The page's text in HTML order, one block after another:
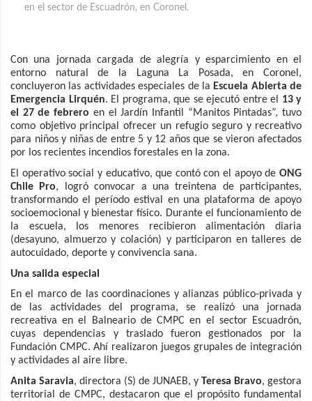
en el sector de Escuadrón, en Coronel.
Con una jornada cargada de alegría y esparcimiento en el
entorno natural de la Laguna La Posada, en Coronel,
concluyeron las actividades especiales de la Escuela Abierta de
Emergencia Lirquén. El programa, que se ejecutó entre el 13 y
el 27 de febrero en el Jardín Infantil “Manitos Pintadas”, tuvo
como objetivo principal ofrecer un refugio seguro y recreativo
para niños y niñas de entre 5 y 12 años que se vieron afectados
por los recientes incendios forestales en la zona.
El operativo social y educativo, que contó con el apoyo de ONG
Chile Pro, logró convocar a una treintena de participantes,
transformando el período estival en una plataforma de apoyo
socioemocional y bienestar físico. Durante el funcionamiento de
la escuela, los menores recibieron alimentación diaria
(desayuno, almuerzo y colación) y participaron en talleres de
autocuidado, deporte y convivencia sana.
Una salida especial
En el marco de las coordinaciones y alianzas público-privada y
de las actividades del programa, se realizó una jornada
recreativa en el Balneario de CMPC en el sector Escuadrón,
cuyas dependencias y traslado fueron gestionados por la
Fundación CMPC. Ahí realizaron juegos grupales de integración
y actividades al aire libre.
Anita Saravia, directora (S) de JUNAEB, y Teresa Bravo, gestora
territorial de CMPC, destacaron que el propósito fundamental